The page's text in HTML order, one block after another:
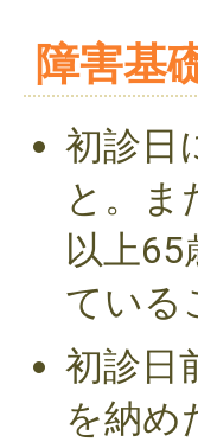
障害基
初診日
と。ま
以上65
ている
初診日
を納め